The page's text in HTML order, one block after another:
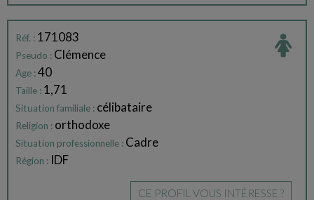
Réf. : 171083
Pseudo : Clémence
Age :40
Taille : 1,71
Situation familiale : célibataire
Religion : orthodoxe
Situation professionnelle : Cadre
Région : IDF
CE PROFIL VOUS INTÉRESSE ?